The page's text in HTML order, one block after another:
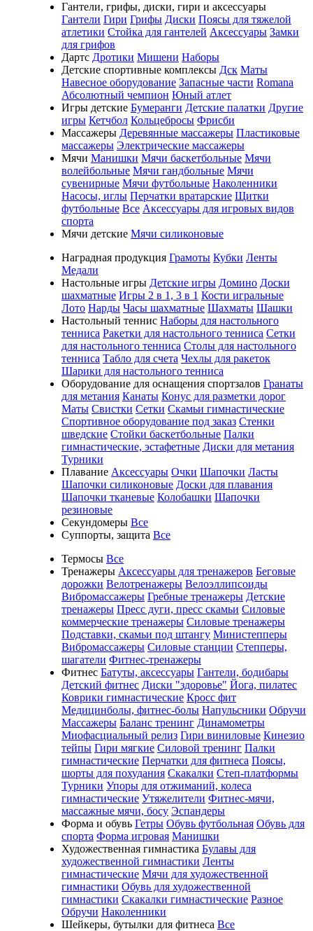
Гантели, грифы, диски, гири и аксессуары
Гантели Гири Грифы Диски Поясы для тяжелой
атлетики Стойка для гантелей Аксессуары Замки
для грифов
Дартс Дротики Мишени Наборы
Детские спортивные комплексы Дск Маты
Навесное оборудование Запасные части Romana
Абсолютный чемпион Юный атлет
Игры детские Бумеранги Детские палатки Другие
игры Кетчбол Кольцебросы Фрисби
Массажеры Деревянные массажеры Пластиковые
массажеры Электрические массажеры
Мячи Манишки Мячи баскетбольные Мячи
волейбольные Мячи гандбольные Мячи
сувенирные Мячи футбольные Наколенники
Насосы, иглы Перчатки вратарские Щитки
футбольные Все Аксессуары для игровых видов
спорта
Мячи детские Мячи силиконовые
Наградная продукция Грамоты Кубки Ленты
Медали
Настольные игры Детские игры Домино Доски
шахматные Игры 2 в 1, 3 в 1 Кости игральные
Лото Нарды Часы шахматные Шахматы Шашки
Настольный теннис Наборы для настольного
тенниса Ракетки для настольного тенниса Сетки
для настольного тенниса Столы для настольного
тенниса Табло для счета Чехлы для ракеток
Шарики для настольного тенниса
Оборудование для оснащения спортзалов Гранаты
для метания Канаты Конус для разметки дорог
Маты Свистки Сетки Скамьи гимнастические
Спортивное оборудование под заказ Стенки
шведские Стойки баскетбольные Палки
гимнастические, эстафетные Диски для метания
Турники
Плавание Аксессуары Очки Шапочки Ласты
Шапочки силиконовые Доски для плавания
Шапочки тканевые Колобашки Шапочки
резиновые
Секундомеры Все
Суппорты, защита Все
Термосы Все
Тренажеры Аксессуары для тренажеров Беговые
дорожки Велотренажеры Велоэллипсоиды
Вибромассажеры Гребные тренажеры Детские
тренажеры Пресс дуги, пресс скамьи Силовые
коммерческие тренажеры Силовые тренажеры
Подставки, скамьи под штангу Министепперы
Вибромассажеры Силовые станции Степперы,
шагатели Фитнес-тренажеры
Фитнес Батуты, аксессуары Гантели, бодибары
Детский фитнес Диски "здоровье" Йога, пилатес
Коврики гимнастические Кросс фит
Медицинболы, фитнес-болы Напульсники Обручи
Массажеры Баланс тренинг Динамометры
Миофасциальный релиз Гири виниловые Кинезио
тейпы Гири мягкие Силовой тренинг Палки
гимнастические Перчатки для фитнеса Поясы,
шорты для похудания Скакалки Степ-платформы
Турники Упоры для отжиманий, колеса
гимнастические Утяжелители Фитнес-мячи,
массажные мячи, босу Эспандеры
Форма и обувь Гетры Обувь футбольная Обувь для
спорта Форма игровая Манишки
Художественная гимнастика Булавы для
художественной гимнастики Ленты
гимнастические Мячи для художественной
гимнастики Обувь для художественной
гимнастики Скакалки гимнастические Разное
Обручи Наколенники
Шейкеры, бутылки для фитнеса Все